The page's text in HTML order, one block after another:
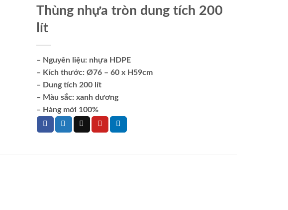
Thùng nhựa tròn dung tích 200
lít
– Nguyên liệu: nhựa HDPE
– Kích thước: Ø76 – 60 x H59cm
– Dung tích 200 lít
– Màu sắc: xanh dương
– Hàng mới 100%